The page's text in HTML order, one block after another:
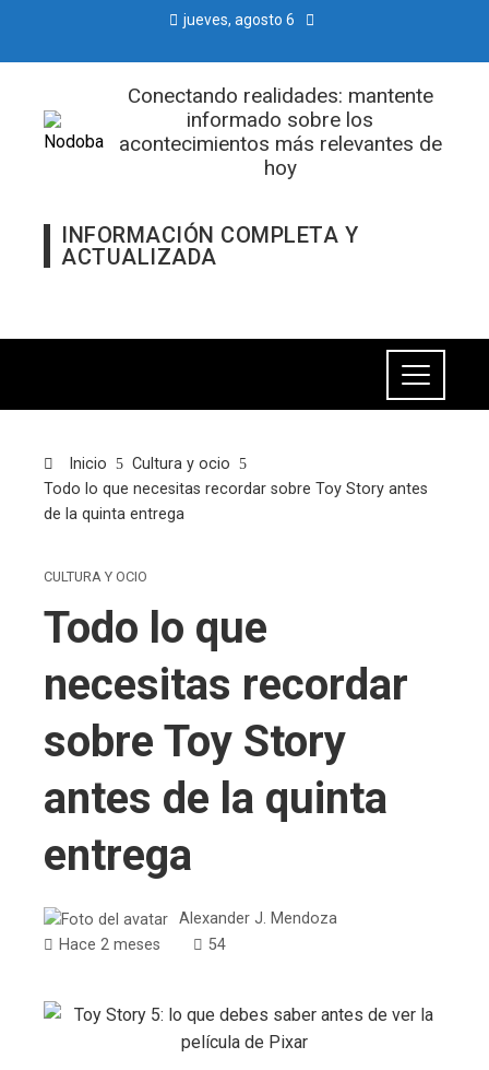
jueves, agosto 6
Conectando realidades: mantente
informado sobre los
acontecimientos más relevantes de
hoy
INFORMACIÓN COMPLETA Y
ACTUALIZADA
Inicio
Cultura y ocio
Todo lo que necesitas recordar sobre Toy Story antes
de la quinta entrega
CULTURA Y OCIO
Todo lo que
necesitas recordar
sobre Toy Story
antes de la quinta
entrega
Alexander J. Mendoza
Hace 2 meses
54